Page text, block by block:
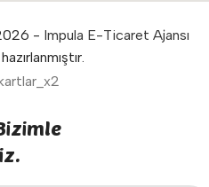
- Impula E-Ticaret Ajansı